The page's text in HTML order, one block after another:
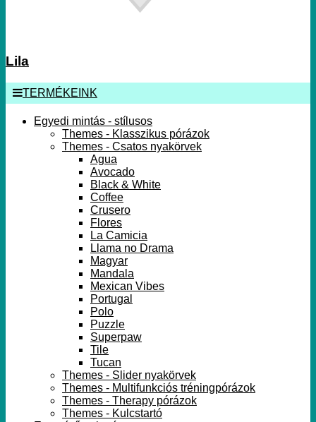
Lila
TERMÉKEINK
Egyedi mintás - stílusos
Themes - Klasszikus pórázok
Themes - Csatos nyakörvek
Agua
Avocado
Black & White
Coffee
Crusero
Flores
La Camicia
Llama no Drama
Magyar
Mandala
Mexican Vibes
Portugal
Polo
Puzzle
Superpaw
Tile
Tucan
Themes - Slider nyakörvek
Themes - Multifunkciós tréningpórázok
Themes - Therapy pórázok
Themes - Kulcstartó